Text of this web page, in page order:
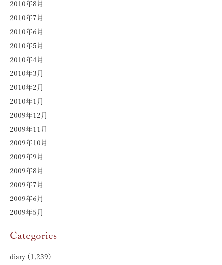
2010年8月
2010年7月
2010年6月
2010年5月
2010年4月
2010年3月
2010年2月
2010年1月
2009年12月
2009年11月
2009年10月
2009年9月
2009年8月
2009年7月
2009年6月
2009年5月
Categories
diary (1,239)